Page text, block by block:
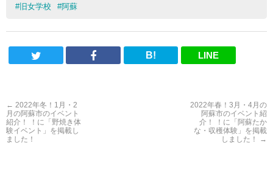
#旧女学校 #阿蘇
B! LINE
← 2022年冬！1月・2
月の阿蘇市のイベント
紹介！ ！に「野焼き体
験イベント」を掲載し
ました！
2022年春！3月・4月の
阿蘇市のイベント紹
介！ ！に「阿蘇たか
な・収穫体験」を掲載
しました！
→